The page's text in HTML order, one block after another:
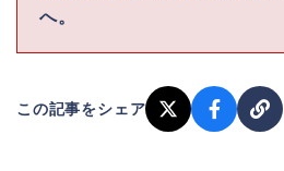
へ。
この記事をシェア